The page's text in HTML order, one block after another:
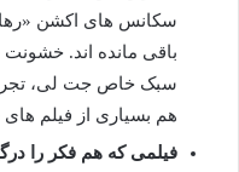
سکانس های اکشن «رها
باقی مانده اند. خشونت
سبک خاص جت لی،
هم بسیاری از فیلم های
فیلمی که هم فکر را